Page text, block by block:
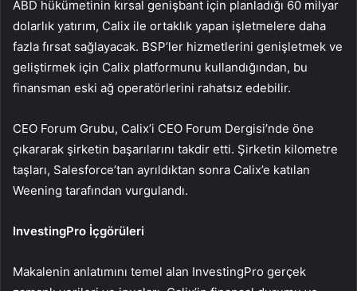
ABD hükümetinin kırsal genişbant için planladığı 60 milyar
dolarlık yatırım, Calix ile ortaklık yapan işletmelere daha
fazla fırsat sağlayacak. BSP’ler hizmetlerini genişletmek ve
geliştirmek için Calix platformunu kullandığından, bu
finansman eski ağ operatörlerini rahatsız edebilir.
CEO Forum Grubu, Calix’i CEO Forum Dergisi’nde öne
çıkararak şirketin başarılarını takdir etti. Şirketin kilometre
taşları, Salesforce’tan ayrıldıktan sonra Calix’e katılan
Weening tarafından vurgulandı.
InvestingPro İçgörüleri
Makalenin anlatımını temel alan InvestingPro gerçek